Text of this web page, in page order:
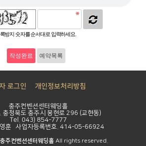
방지 숫자를 순서대로 입력하세요.
예약목록
로그인 개인정보처리방침
충주컨벤션센터웨딩홀
청북도 충주시 봉현로 296 (교현동)
Tel. 043) 854-7777
영훈 사업자등록번호. 414-05-66924
충주컨벤션센터웨딩홀 All rights reserved.